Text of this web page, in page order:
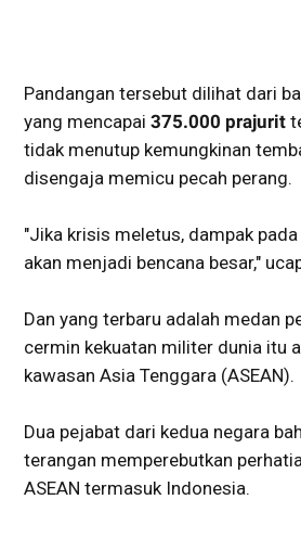
Pandangan tersebut dilihat dari
yang mencapai 375.000 prajurit
tidak menutup kemungkinan
disengaja memicu pecah perang.
"Jika krisis meletus, dampak
akan menjadi bencana besar,"
Dan yang terbaru adalah medan
cermin kekuatan militer dunia itu
kawasan Asia Tenggara (ASEAN).
Dua pejabat dari kedua negara
terangan memperebutkan
ASEAN termasuk Indonesia.